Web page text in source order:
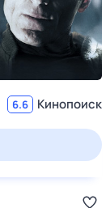
6.6 Кинопоиск